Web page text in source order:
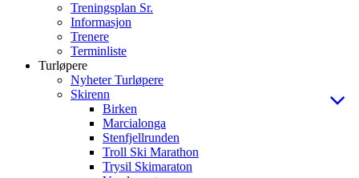
Treningsplan Sr.
Informasjon
Trenere
Terminliste
Turløpere
Nyheter Turløpere
Skirenn
Birken
Marcialonga
Stenfjellrunden
Troll Ski Marathon
Trysil Skimaraton